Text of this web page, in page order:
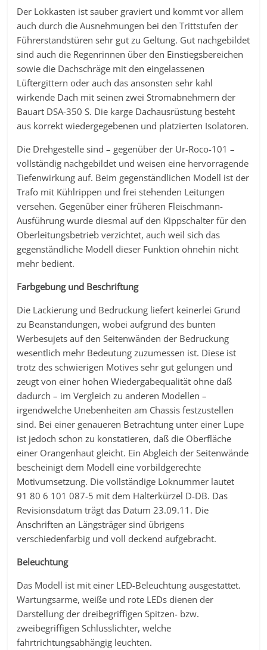
Der Lokkasten ist sauber graviert und kommt vor allem
auch durch die Ausnehmungen bei den Trittstufen der
Führerstandstüren sehr gut zu Geltung. Gut nachgebildet
sind auch die Regenrinnen über den Einstiegsbereichen
sowie die Dachschräge mit den eingelassenen
Lüftergittern oder auch das ansonsten sehr kahl
wirkende Dach mit seinen zwei Stromabnehmern der
Bauart DSA-350 S. Die karge Dachausrüstung besteht
aus korrekt wiedergegebenen und platzierten Isolatoren.
Die Drehgestelle sind – gegenüber der Ur-Roco-101 –
vollständig nachgebildet und weisen eine hervorragende
Tiefenwirkung auf. Beim gegenständlichen Modell ist der
Trafo mit Kühlrippen und frei stehenden Leitungen
versehen. Gegenüber einer früheren Fleischmann-
Ausführung wurde diesmal auf den Kippschalter für den
Oberleitungsbetrieb verzichtet, auch weil sich das
gegenständliche Modell dieser Funktion ohnehin nicht
mehr bedient.
Farbgebung und Beschriftung
Die Lackierung und Bedruckung liefert keinerlei Grund
zu Beanstandungen, wobei aufgrund des bunten
Werbesujets auf den Seitenwänden der Bedruckung
wesentlich mehr Bedeutung zuzumessen ist. Diese ist
trotz des schwierigen Motives sehr gut gelungen und
zeugt von einer hohen Wiedergabequalität ohne daß
dadurch – im Vergleich zu anderen Modellen –
irgendwelche Unebenheiten am Chassis festzustellen
sind. Bei einer genaueren Betrachtung unter einer Lupe
ist jedoch schon zu konstatieren, daß die Oberfläche
einer Orangenhaut gleicht. Ein Abgleich der Seitenwände
bescheinigt dem Modell eine vorbildgerechte
Motivumsetzung. Die vollständige Loknummer lautet
91 80 6 101 087-5 mit dem Halterkürzel D-DB. Das
Revisionsdatum trägt das Datum 23.09.11. Die
Anschriften an Längsträger sind übrigens
verschiedenfarbig und voll deckend aufgebracht.
Beleuchtung
Das Modell ist mit einer LED-Beleuchtung ausgestattet.
Wartungsarme, weiße und rote LEDs dienen der
Darstellung der dreibegriffigen Spitzen- bzw.
zweibegriffigen Schlusslichter, welche
fahrtrichtungsabhängig leuchten.